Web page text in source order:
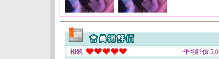
相貌
平均評價